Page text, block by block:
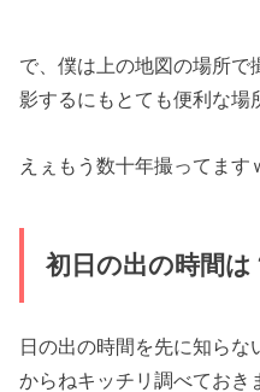
で、僕は上の地図の場所で
影するにもとても便利な場
えぇもう数十年撮ってます
初日の出の時間は
日の出の時間を先に知らな
からねキッチリ調べておき